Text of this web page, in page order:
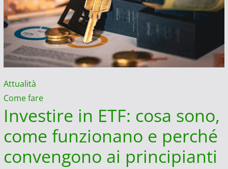
Attualità
Come fare
Investire in ETF: cosa sono,
come funzionano e perché
convengono ai principianti